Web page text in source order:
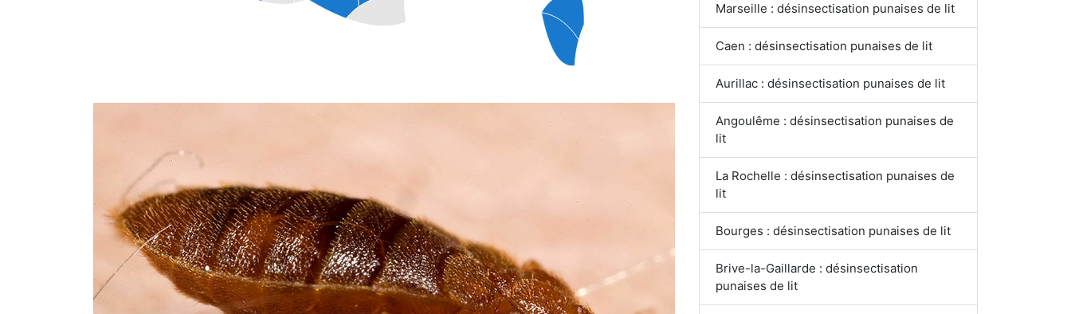
Marseille : désinsectisation punaises de lit
Caen : désinsectisation punaises de lit
Aurillac : désinsectisation punaises de lit
Angoulême : désinsectisation punaises de
lit
La Rochelle : désinsectisation punaises de
lit
Bourges : désinsectisation punaises de lit
Brive-la-Gaillarde : désinsectisation
punaises de lit